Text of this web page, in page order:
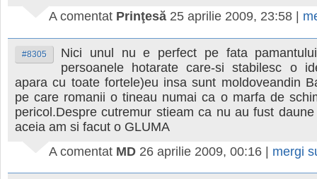
A comentat Prinţesă 25 aprilie 2009, 23:58
#8305
Nici unul nu e perfect pe fata
persoanele hotarate care-si stabilesc o
apara cu toate fortele)eu insa sunt moldoveandin
pe care romanii o tineau numai ca o marfa de
pericol.Despre cutremur stieam ca nu au fust
aceia am si facut o GLUMA
A comentat MD 26 aprilie 2009, 00:16 | mergi